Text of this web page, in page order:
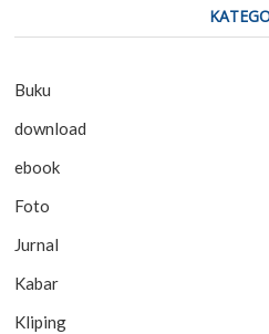
Buku
download
ebook
Foto
Jurnal
Kabar
Kliping